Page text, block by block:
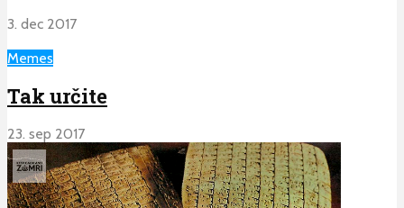
3. dec 2017
Memes
Tak určite
23. sep 2017